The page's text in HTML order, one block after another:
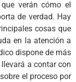
verán cómo el
de verdad. Hay
cosas que
en la atención a
dispone de más
a contar con
el proceso por